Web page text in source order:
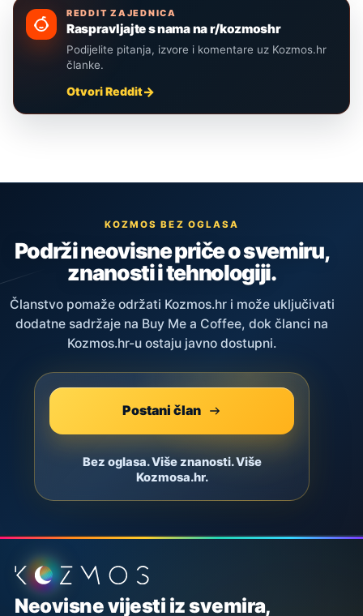
REDDIT ZAJEDNICA
Raspravljajte s nama na r/kozmoshr
Podijelite pitanja, izvore i komentare uz Kozmos.hr
članke.
Otvori Reddit
KOZMOS BEZ OGLASA
Podrži neovisne priče o svemiru,
znanosti i tehnologiji.
Članstvo pomaže održati Kozmos.hr i može uključivati
dodatne sadržaje na Buy Me a Coffee, dok članci na
Kozmos.hr-u ostaju javno dostupni.
Postani član
Bez oglasa. Više znanosti. Više
Kozmosa.hr.
Podnožje stranice
Neovisne vijesti iz svemira,